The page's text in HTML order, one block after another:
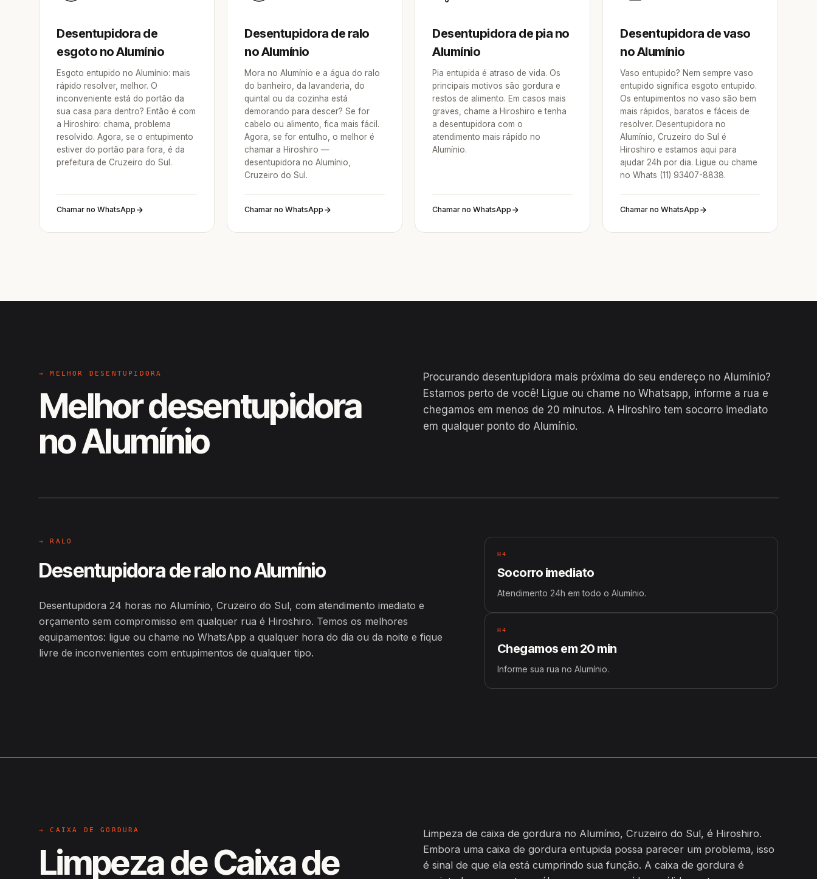
Desentupidora de
esgoto no Alumínio
Esgoto entupido no Alumínio: mais
rápido resolver, melhor. O
inconveniente está do portão da
sua casa para dentro? Então é com
a Hiroshiro: chama, problema
resolvido. Agora, se o entupimento
estiver do portão para fora, é da
prefeitura de Cruzeiro do Sul.
Chamar no WhatsApp
Desentupidora de ralo
no Alumínio
Mora no Alumínio e a água do ralo
do banheiro, da lavanderia, do
quintal ou da cozinha está
demorando para descer? Se for
cabelo ou alimento, fica mais fácil.
Agora, se for entulho, o melhor é
chamar a Hiroshiro —
desentupidora no Alumínio,
Cruzeiro do Sul.
Chamar no WhatsApp
Desentupidora de pia no
Alumínio
Pia entupida é atraso de vida. Os
principais motivos são gordura e
restos de alimento. Em casos mais
graves, chame a Hiroshiro e tenha
a desentupidora com o
atendimento mais rápido no
Alumínio.
Chamar no WhatsApp
Desentupidora de vaso
no Alumínio
Vaso entupido? Nem sempre vaso
entupido significa esgoto entupido.
Os entupimentos no vaso são bem
mais rápidos, baratos e fáceis de
resolver. Desentupidora no
Alumínio, Cruzeiro do Sul é
Hiroshiro e estamos aqui para
ajudar 24h por dia. Ligue ou chame
no Whats (11) 93407-8838.
Chamar no WhatsApp
→ MELHOR DESENTUPIDORA
Melhor desentupidora
no Alumínio
Procurando desentupidora mais próxima do seu endereço no Alumínio?
Estamos perto de você! Ligue ou chame no Whatsapp, informe a rua e
chegamos em menos de 20 minutos. A Hiroshiro tem socorro imediato
em qualquer ponto do Alumínio.
EM CAMPO
→ RALO
Desentupidora de ralo no Alumínio
Desentupidora 24 horas no Alumínio, Cruzeiro do Sul, com atendimento imediato e
orçamento sem compromisso em qualquer rua é Hiroshiro. Temos os melhores
equipamentos: ligue ou chame no WhatsApp a qualquer hora do dia ou da noite e fique
livre de inconvenientes com entupimentos de qualquer tipo.
H4
Socorro imediato
Atendimento 24h em todo o Alumínio.
H4
Chegamos em 20 min
Informe sua rua no Alumínio.
→ CAIXA DE GORDURA
Limpeza de Caixa de
Limpeza de caixa de gordura no Alumínio, Cruzeiro do Sul, é Hiroshiro.
Embora uma caixa de gordura entupida possa parecer um problema, isso
é sinal de que ela está cumprindo sua função. A caixa de gordura é